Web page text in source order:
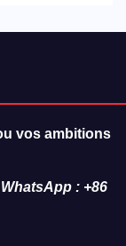
vos ambitions
: +86